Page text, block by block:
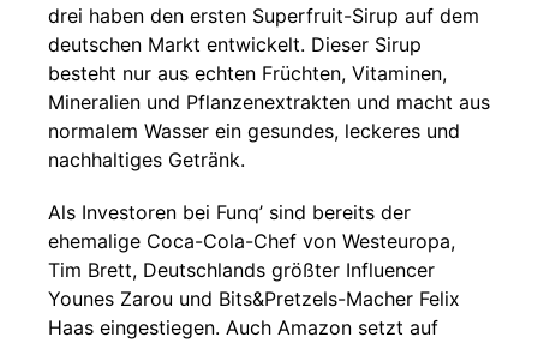
drei haben den ersten Superfruit-Sirup auf dem
deutschen Markt entwickelt. Dieser Sirup
besteht nur aus echten Früchten, Vitaminen,
Mineralien und Pflanzenextrakten und macht aus
normalem Wasser ein gesundes, leckeres und
nachhaltiges Getränk.
Als Investoren bei Funq’ sind bereits der
ehemalige Coca-Cola-Chef von Westeuropa,
Tim Brett, Deutschlands größter Influencer
Younes Zarou und Bits&Pretzels-Macher Felix
Haas eingestiegen. Auch Amazon setzt auf